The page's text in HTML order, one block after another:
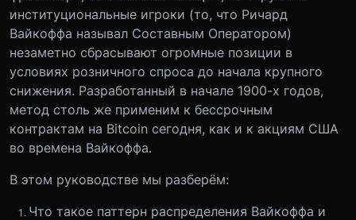
институциональные игроки (то, что Ричард
Вайкоффа называл Составным Оператором)
незаметно сбрасывают огромные позиции в
условиях розничного спроса до начала крупного
снижения. Разработанный в начале 1900-х годов,
метод столь же применим к бессрочным
контрактам на Bitcoin сегодня, как и к акциям США
во времена Вайкоффа.
В этом руководстве мы разберём:
Что такое паттерн распределения Вайкоффа и